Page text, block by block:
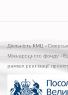
ЖКХ
о
Діяльність КМЦ
Міжнародного фонду
рамках реалізації